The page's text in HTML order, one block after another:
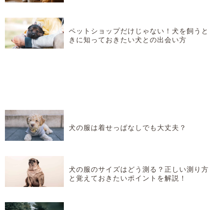
ペットショップだけじゃない！犬を飼うと
きに知っておきたい犬との出会い方
犬の服は着せっぱなしでも大丈夫？
犬の服のサイズはどう測る？正しい測り方
と覚えておきたいポイントを解説！